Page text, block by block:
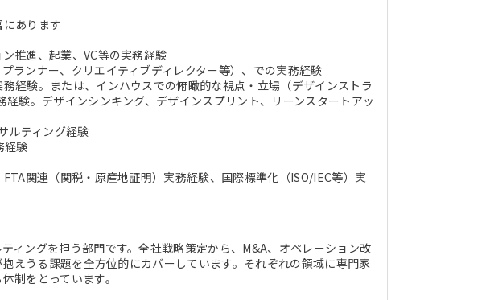
あります
推進、起業、VC等の実務経験
ランナー、クリエイティブディレクター等）、での実務経験
経験。または、インハウスでの俯瞰的な視点・立場（デザインストラ
験。デザインシンキング、デザインスプリント、リーンスタートアッ
ルティング経験
経験
関連（関税・原産地証明）実務経験、国際標準化（ISO/IEC等）実
ィングを担う部門です。全社戦略策定から、M&A、オペレーション改
えうる課題を全方位的にカバーしています。それぞれの領域に専門家
制をとっています。